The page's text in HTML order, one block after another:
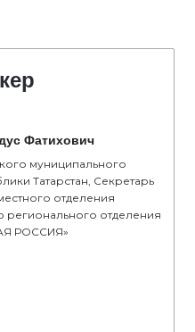
Фатихович
муниципального
Татарстан, Секретарь
отделения
регионального отделения
РОССИЯ»